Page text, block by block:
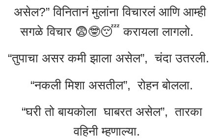
असेल?” विनितानं मुलांना विचारलं आणि आम्ही
सगळे विचार 😨🤓😴 करायला लागलो.
“तुपाचा असर कमी झाला असेल”, चंदा उतरली.
“नकली मिशा असतील”, रोहन बोलला.
“घरी तो बायकोला घाबरत असेल”, तारका
वहिनी म्हणाल्या.